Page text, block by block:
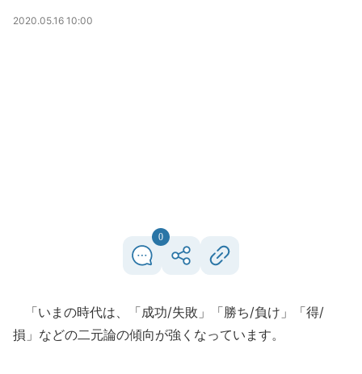
2020.05.16 10:00
0
「いまの時代は、「成功/失敗」「勝ち/負け」「得/
損」などの二元論の傾向が強くなっています。